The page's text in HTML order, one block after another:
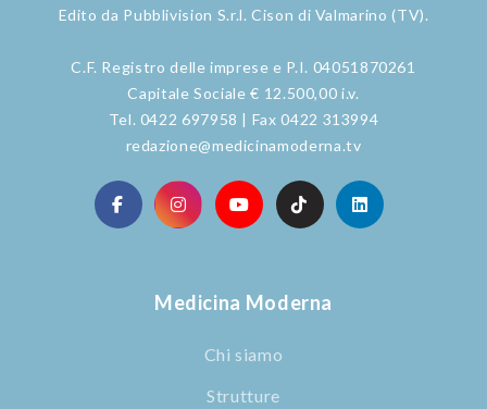
Edito da Pubblivision S.r.l. Cison di Valmarino (TV).
C.F. Registro delle imprese e P.I. 04051870261
Capitale Sociale € 12.500,00 i.v.
Tel. 0422 697958 | Fax 0422 313994
redazione@medicinamoderna.tv
Medicina Moderna
Chi siamo
Strutture